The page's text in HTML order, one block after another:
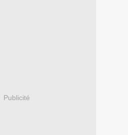
Publicité